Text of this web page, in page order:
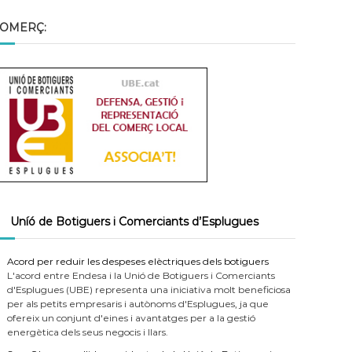
Uníó de Botiguers i Comerciants d’Esplugues
Acord per reduir les despeses elèctriques dels botiguers
L'acord entre Endesa i la Unió de Botiguers i Comerciants
d'Esplugues (UBE) representa una iniciativa molt beneficiosa
per als petits empresaris i autònoms d'Esplugues, ja que
ofereix un conjunt d'eines i avantatges per a la gestió
energètica dels seus negocis i llars.